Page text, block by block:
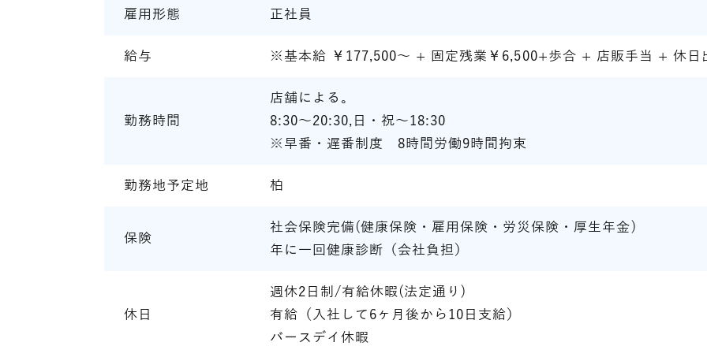
雇用形態 正社員
給与 ※基本給 ￥177,500～ + 固定残業￥6,500+歩合 + 店販手当 + 休日
勤務時間
店舗による。
8:30～20:30,日・祝～18:30
※早番・遅番制度 8時間労働9時間拘束
勤務地予定地 柏
保険
社会保険完備(健康保険・雇用保険・労災保険・厚生年金)
年に一回健康診断（会社負担）
休日
週休2日制/有給休暇(法定通り)
有給（入社して6ヶ月後から10日支給）
バースデイ休暇